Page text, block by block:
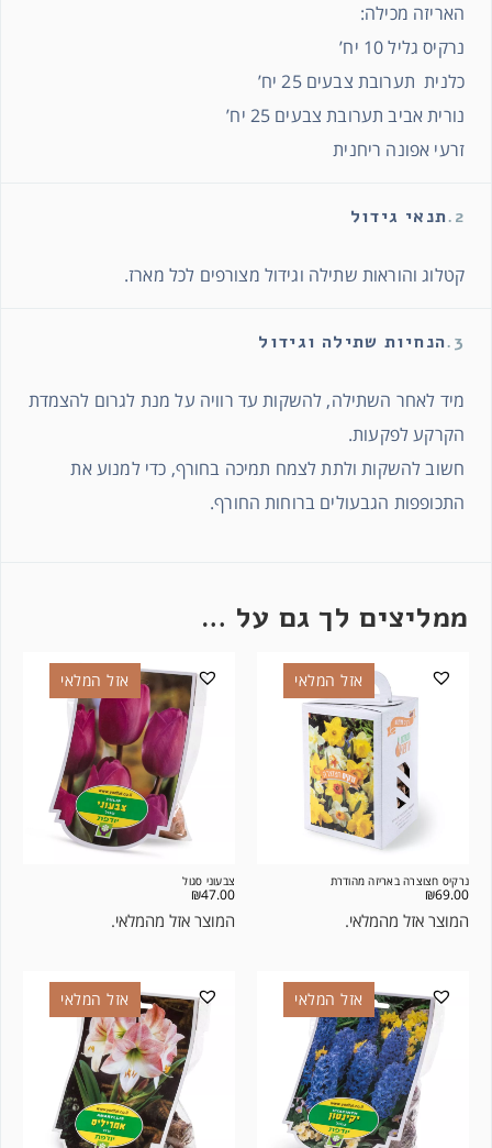
האריזה מכילה:
נרקיס גליל 10 יח’
כלנית תערובת צבעים 25 יח’
נורית אביב תערובת צבעים 25 יח’
זרעי אפונה ריחנית
2. תנאי גידול
קטלוג והוראות שתילה וגידול מצורפים לכל מארז.
3. הנחיות שתילה וגידול
מיד לאחר השתילה, להשקות עד רוויה על מנת לגרום להצמדת
הקרקע לפקעות.
חשוב להשקות ולתת לצמח תמיכה בחורף, כדי למנוע את
התכופפות הגבעולים ברוחות החורף.
ממליצים לך גם על …
אזל המלאי
נרקיס חצוצרה באריזה מהודרת
₪69.00
המוצר אזל מהמלאי.
אזל המלאי
צבעוני סגול
₪47.00
המוצר אזל מהמלאי.
אזל המלאי אזל המלאי